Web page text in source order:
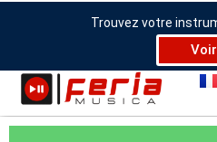
Aller
Trouvez votre
Voir